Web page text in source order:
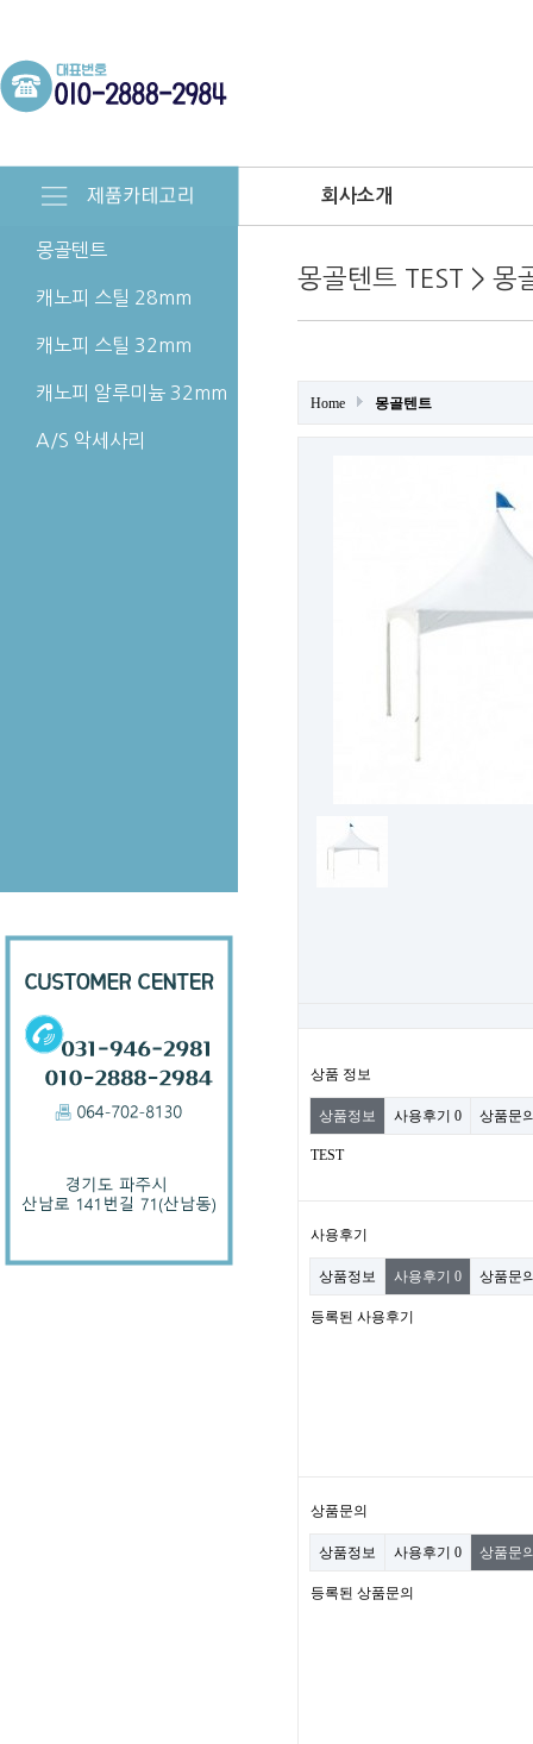
회사소개
몽골텐트
캐노피 스틸 28mm
캐노피 스틸 32mm
캐노피 알루미늄 32mm
A/S 악세사리
몽골텐트 TEST > 몽
Home 몽골텐트
상품 정보
상품정보 사용후기 0 상품문
TEST
사용후기
상품정보 사용후기 0 상품문
등록된 사용후기
상품문의
상품정보 사용후기 0 상품문
등록된 상품문의